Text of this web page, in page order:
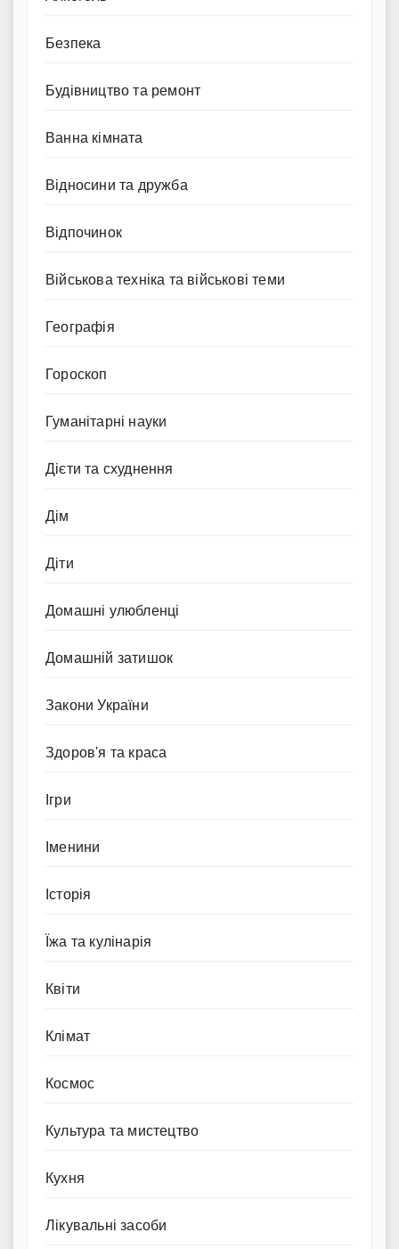
Безпека
Будівництво та ремонт
Ванна кімната
Відносини та дружба
Відпочинок
Військова техніка та військові теми
Географія
Гороскоп
Гуманітарні науки
Дієти та схуднення
Дім
Діти
Домашні улюбленці
Домашній затишок
Закони України
Здоров'я та краса
Ігри
Іменини
Історія
Їжа та кулінарія
Квіти
Клімат
Космос
Культура та мистецтво
Кухня
Лікувальні засоби